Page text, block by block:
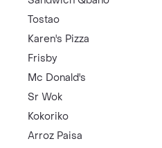
Tostao
Karen's Pizza
Frisby
Mc Donald's
Sr Wok
Kokoriko
Arroz Paisa